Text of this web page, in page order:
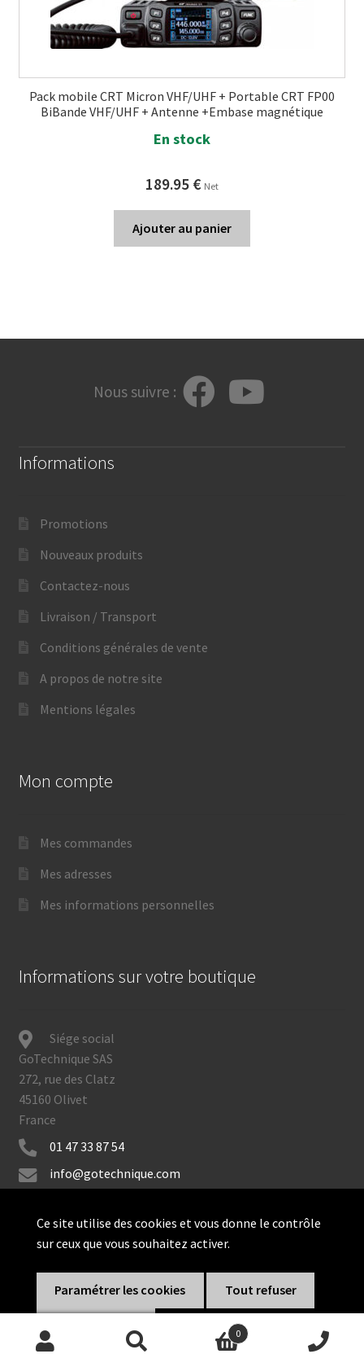
Pack mobile CRT Micron VHF/UHF + Portable CRT FP00
BiBande VHF/UHF + Antenne +Embase magnétique
En stock
189.95 € Net
Ajouter au panier
Nous suivre :
Informations
Promotions
Nouveaux produits
Contactez-nous
Livraison / Transport
Conditions générales de vente
A propos de notre site
Mentions légales
Mon compte
Mes commandes
Mes adresses
Mes informations personnelles
Informations sur votre boutique
Siége social
GoTechnique SAS
272, rue des Clatz
45160 Olivet
France
01 47 33 87 54
info@gotechnique.com
© GoTechnique 2026
Recherche
Recherche
0
Ce site utilise des cookies et vous donne le contrôle
sur ceux que vous souhaitez activer.
Paramétrer les cookies Tout refuser
Tout accepter